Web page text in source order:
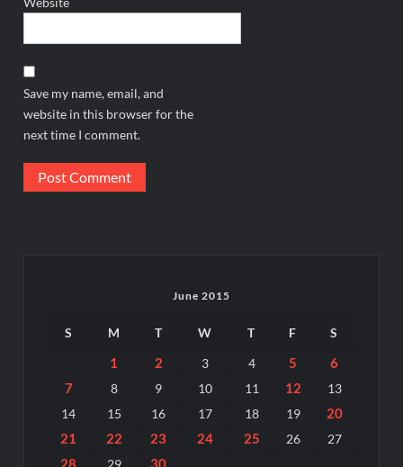
Save my name, email, and
website in this browser for the
next time I comment.
June 2015
S M T W T F S
1 2 3 4 5
6
7
8 9 10 11 12
13
14
15 16 17 18 19
20
21
22 23 24 25 26 27